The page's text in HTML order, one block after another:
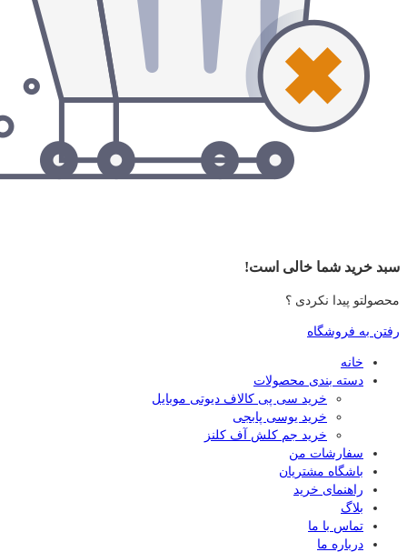
سبد خرید شما خالی است!
محصولتو پیدا نکردی ؟
رفتن به فروشگاه
خانه
دسته بندی محصولات
خرید سی پی کالاف دیوتی موبایل
خرید یوسی پابجی
خرید جم کلش آف کلنز
سفارشات من
باشگاه مشتریان
راهنمای خرید
بلاگ
تماس با ما
درباره ما